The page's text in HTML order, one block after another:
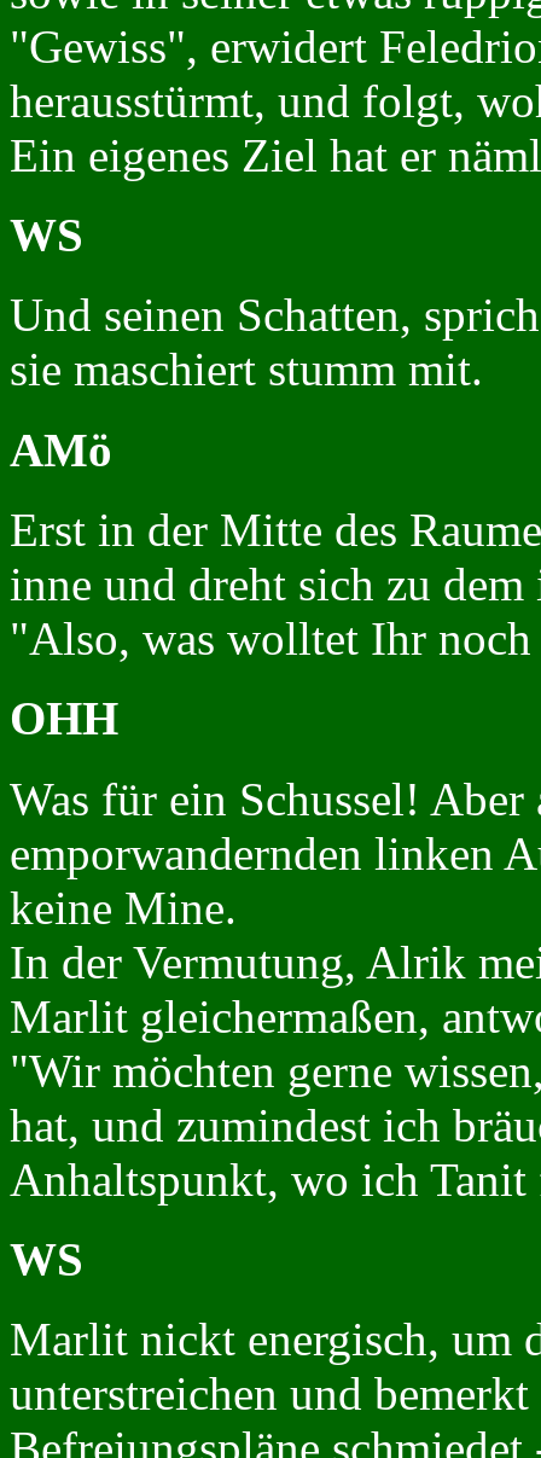
"Gewiss", erwidert
herausstürmt, und folgt,
Ein eigenes Ziel hat er
WS
Und seinen Schatten,
sie maschiert stumm mit.
AMö
Erst in der Mitte des
inne und dreht sich zu
"Also, was wolltet Ihr
OHH
Was für ein Schussel! Aber
emporwandernden linken
keine Mine.
In der Vermutung, Alrik
Marlit gleichermaßen,
"Wir möchten gerne
hat, und zumindest ich
Anhaltspunkt, wo ich
WS
Marlit nickt energisch, um
unterstreichen und